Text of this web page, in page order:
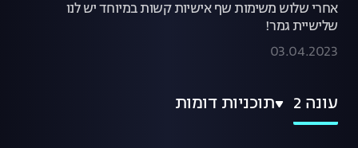
אחרי שלוש משימות שף אישיות קשות במיוחד יש לנו
שלישיית גמר!
03.04.2023
עונה 2 תוכניות דומות